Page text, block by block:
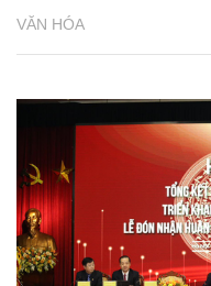
VĂN HÓA